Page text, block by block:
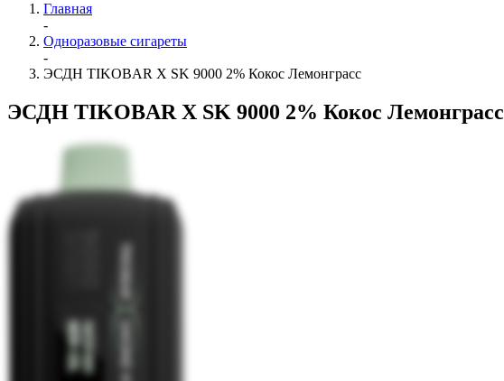
Главная
-
Одноразовые сигареты
-
ЭСДН TIKOBAR X SK 9000 2% Кокос Лемонграсс
ЭСДН TIKOBAR X SK 9000 2% Кокос Лемонграсс